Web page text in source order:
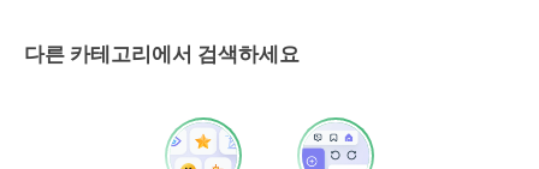
다른 카테고리에서 검색하세요